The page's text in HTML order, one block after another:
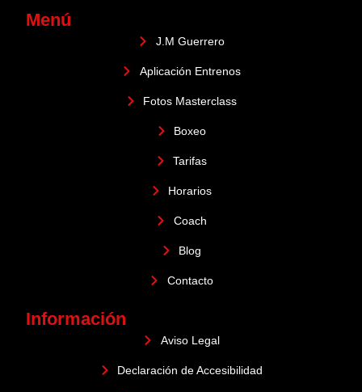
Menú
J.M Guerrero
Aplicación Entrenos
Fotos Masterclass
Boxeo
Tarifas
Horarios
Coach
Blog
Contacto
Información
Aviso Legal
Declaración de Accesibilidad